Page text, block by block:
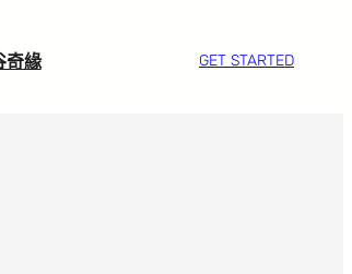
奇緣 GET STARTED